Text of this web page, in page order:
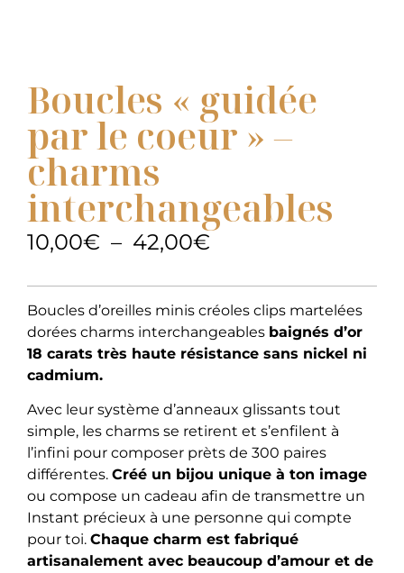
Boucles « guidée
par le coeur » –
charms
interchangeables
10,00€ – 42,00€
Boucles d’oreilles minis créoles clips martelées
dorées charms interchangeables baignés d’or
18 carats très haute résistance sans nickel ni
cadmium.
Avec leur système d’anneaux glissants tout
simple, les charms se retirent et s’enfilent à
l’infini pour composer prèts de 300 paires
différentes. Créé un bijou unique à ton image
ou compose un cadeau afin de transmettre un
Instant précieux à une personne qui compte
pour toi. Chaque charm est fabriqué
artisanalement avec beaucoup d’amour et de